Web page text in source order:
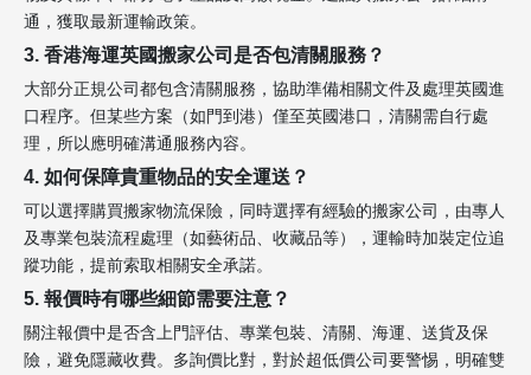
通，獲取最新運輸政策。
3. 香港海運英國搬家公司是否包清關服務？
大部分正規公司都包含清關服務，協助準備相關文件及處理英國進
口程序。但某些方案（如門到港）僅至英國港口，清關需自行處
理，所以應明確溝通服務內容。
4. 如何保障貴重物品的安全運送？
可以選擇購買搬家物流保險，同時選擇有經驗的搬家公司，由專人
及專業包裝流程處理（如藝術品、收藏品等），運輸時加裝定位追
蹤功能，提前索取相關安全承諾。
5. 報價時有哪些細節需要注意？
關注報價中是否含上門評估、專業包裝、清關、海運、送貨及保
險，避免隱藏收費。多詢價比對，對於超低價公司要警惕，明確雙